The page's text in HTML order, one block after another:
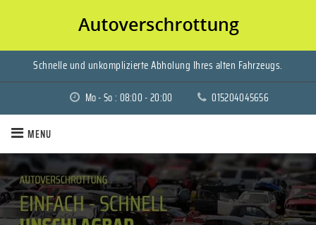
Verschrotten Sie Ihr Auto für bares Geld!
Schnelle und unkomplizierte Abholung Ihres alten Fahrzeugs.
Mo - So : 08:00 - 20:00 015204045656
MENU